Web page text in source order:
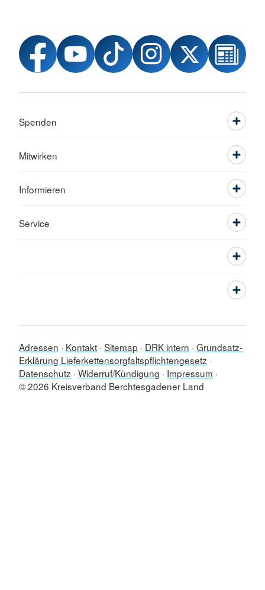
Spenden
Mitwirken
Informieren
Service
Adressen Kontakt Sitemap DRK intern Grundsatz-
Erklärung Lieferkettensorgfaltspflichtengesetz
Datenschutz Widerruf/Kündigung
Impressum
© 2026 Kreisverband Berchtesgadener Land